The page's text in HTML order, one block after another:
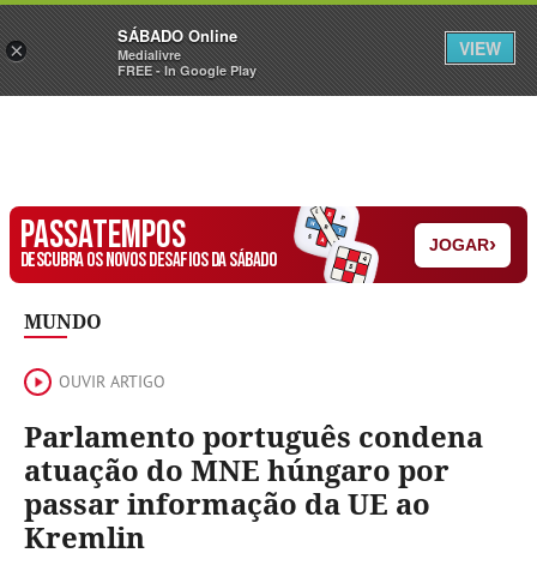
Sábado Assine Iniciar Sessão
PASSATEMPOS
DESCUBRA OS NOVOS DESAFIOS DA SÁBADO
JOGAR›
MUNDO
OUVIR ARTIGO
Parlamento português condena
atuação do MNE húngaro por
passar informação da UE ao
Kremlin
×
SÁBADO Online
Medialivre
FREE - In Google Play
VIEW